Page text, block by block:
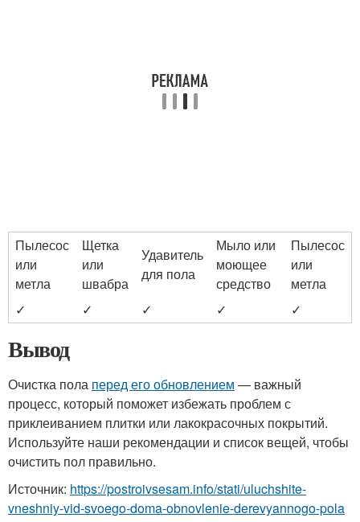
Пылесос
или
метла
Щетка
или
швабра
Удавитель
для пола
Мыло или
моющее
средство
Пылесос
или
метла
✓
✓ ✓ ✓ ✓
Вывод
Очистка пола перед его обновлением — важный
процесс, который поможет избежать проблем с
приклеиванием плитки или лакокрасочных покрытий.
Используйте наши рекомендации и список вещей, чтобы
очистить пол правильно.
Источник: https://postroivsesam.info/stati/uluchshite-
vneshniy-vid-svoego-doma-obnovlenie-derevyannogo-pola